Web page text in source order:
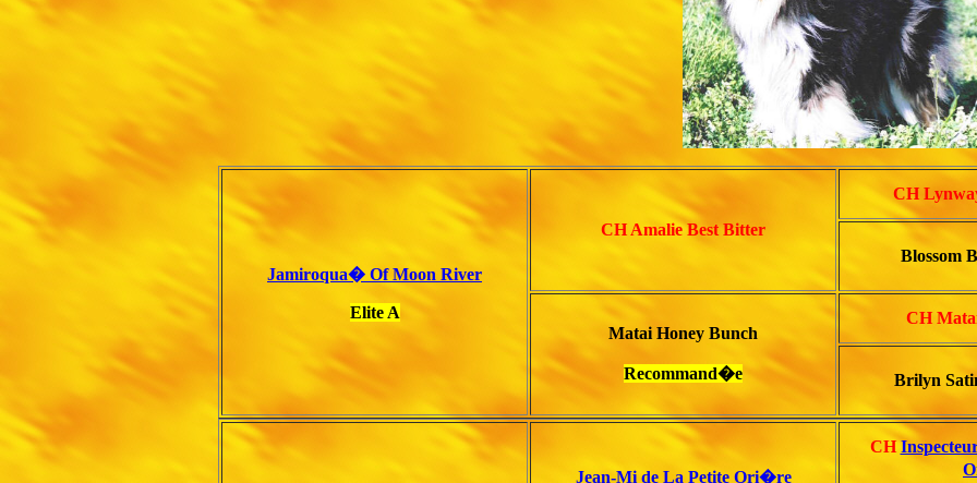
Jamiroqua� Of Moon River
Elite A
CH Amalie Best Bitter
CH
Blossom
Matai Honey Bunch
Recommand�e
CH
Brilyn
Jean-Mi de La Petite Ori�re
CH